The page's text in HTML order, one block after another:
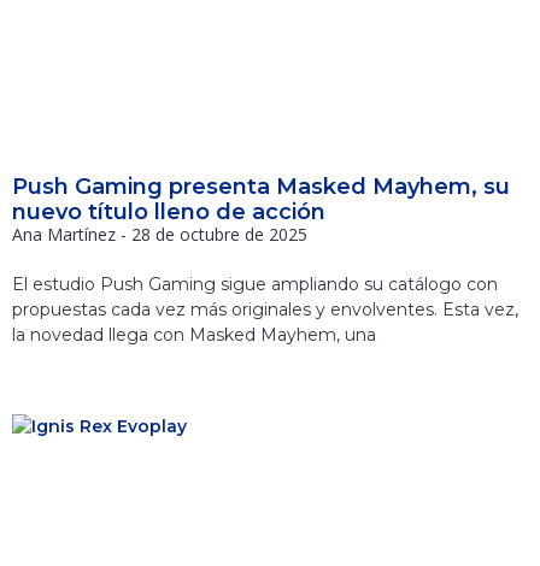
Push Gaming presenta Masked Mayhem, su
nuevo título lleno de acción
Ana Martínez 28 de octubre de 2025
El estudio Push Gaming sigue ampliando su catálogo con
propuestas cada vez más originales y envolventes. Esta vez,
la novedad llega con Masked Mayhem, una